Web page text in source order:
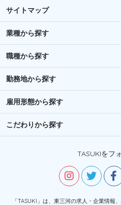
サイトマップ
業種から探す
職種から探す
勤務地から探す
雇用形態から探す
こだわりから探す
TASUKIをフ
「TASUKI」は、東三河の求人・企業情報